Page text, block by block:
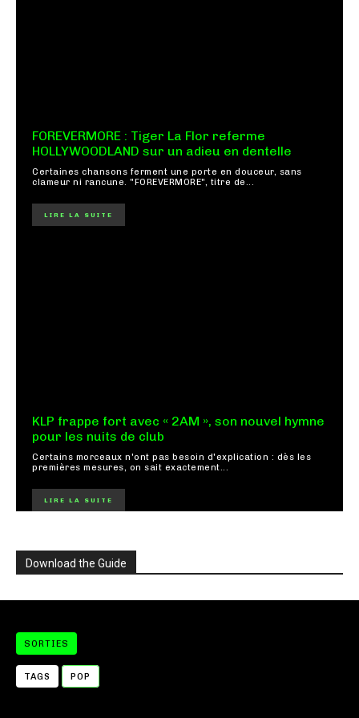
FOREVERMORE : Tiger La Flor referme
HOLLYWOODLAND sur un adieu en dentelle
Certaines chansons ferment une porte en douceur, sans
clameur ni rancune. "FOREVERMORE", titre de...
LIRE LA SUITE
KLP frappe fort avec « 2AM », son nouvel hymne
pour les nuits de club
Certains morceaux n'ont pas besoin d'explication : dès les
premières mesures, on sait exactement...
LIRE LA SUITE
Download the Guide
SORTIES
TAGS POP